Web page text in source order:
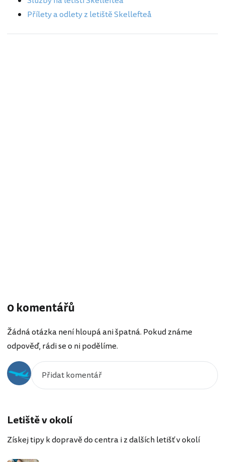
Přílety a odlety z letiště Skellefteå
0 komentářů
Žádná otázka není hloupá ani špatná. Pokud známe
odpověď, rádi se o ni podělíme.
Letiště v okolí
Získej tipy k dopravě do centra i z dalších letišť v okolí